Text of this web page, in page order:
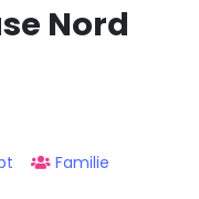
Nord
Familie